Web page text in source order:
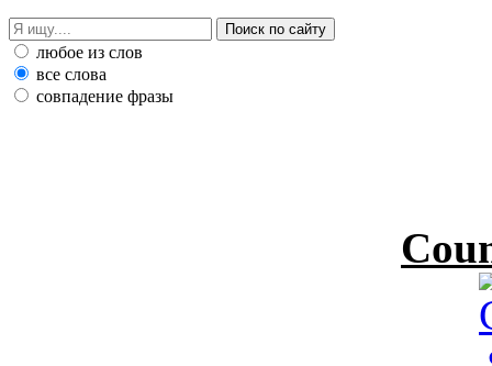
любое из слов
все слова
совпадение фразы